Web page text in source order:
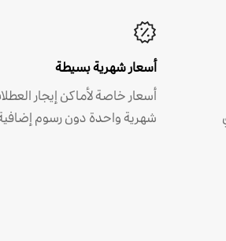
أسعار شهرية بسيطة
أسعار خاصة لأماكن إيجار
شهرية واحدة دون رسوم